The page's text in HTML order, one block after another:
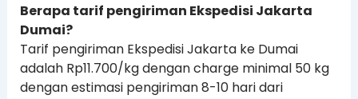
Berapa tarif pengiriman Ekspedisi Jakarta
Dumai?
Tarif pengiriman Ekspedisi Jakarta ke Dumai
adalah Rp11.700/kg dengan charge minimal 50 kg
dengan estimasi pengiriman 8-10 hari dari